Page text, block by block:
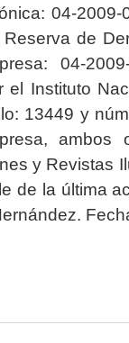
04-2009-
de
04-2009-
el Instituto
13449 y
ambos
y Revistas
de la última